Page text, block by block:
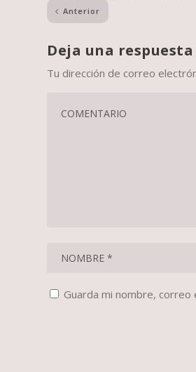
Anterior
Deja una respuesta
Tu dirección de correo
Guarda mi nombre,